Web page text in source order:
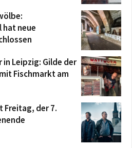
neue
Leipzig: Gilde der
Fischmarkt am
Freitag, der 7.